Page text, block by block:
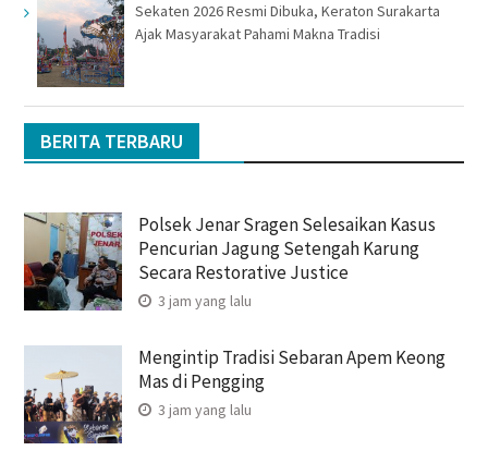
Sekaten 2026 Resmi Dibuka, Keraton Surakarta
Ajak Masyarakat Pahami Makna Tradisi
BERITA TERBARU
Polsek Jenar Sragen Selesaikan Kasus
Pencurian Jagung Setengah Karung
Secara Restorative Justice
3 jam yang lalu
Mengintip Tradisi Sebaran Apem Keong
Mas di Pengging
3 jam yang lalu